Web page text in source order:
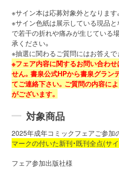
※サイン本は応募対象外となります。
※サイン色紙は展示している現品
で若干の折れや痛みが生じている
承ください。
※抽選に関わるご質問にはお答えで
※フェア内容に関するお問い合わ
せん。書泉公式HPから書泉グラン
てご連絡下さい。ご質問の内容に
がございます。
対象商品
2025年成年コミックフェアご参加
マークの付いた新刊・既刊全点(サ
フェア参加出版社様